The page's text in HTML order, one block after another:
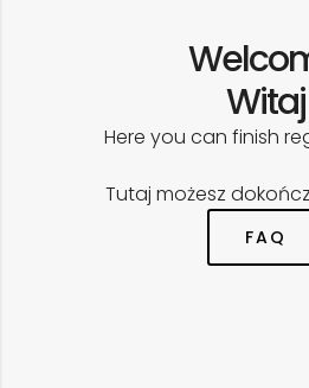
Witaj
Here you can finish
Tutaj możesz
FAQ